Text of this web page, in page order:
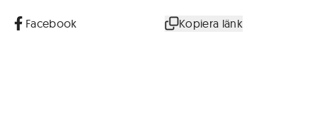
Facebook Kopiera länk